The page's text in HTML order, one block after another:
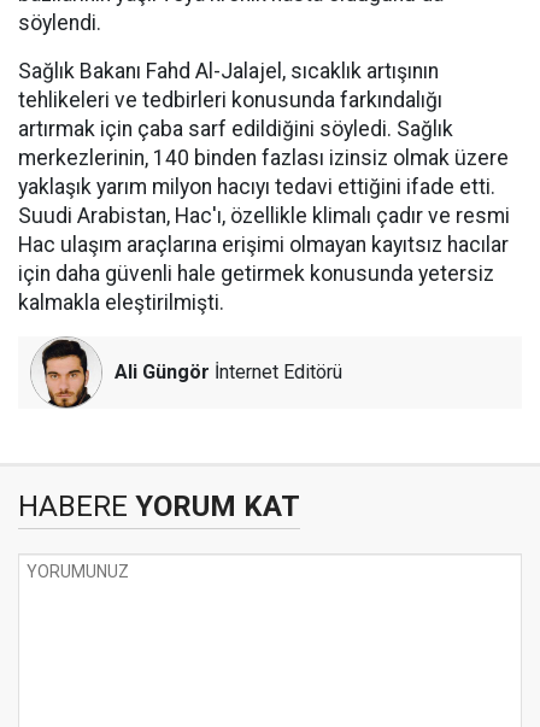
söylendi.
Sağlık Bakanı Fahd Al-Jalajel, sıcaklık artışının
tehlikeleri ve tedbirleri konusunda farkındalığı
artırmak için çaba sarf edildiğini söyledi. Sağlık
merkezlerinin, 140 binden fazlası izinsiz olmak üzere
yaklaşık yarım milyon hacıyı tedavi ettiğini ifade etti.
Suudi Arabistan, Hac'ı, özellikle klimalı çadır ve resmi
Hac ulaşım araçlarına erişimi olmayan kayıtsız hacılar
için daha güvenli hale getirmek konusunda yetersiz
kalmakla eleştirilmişti.
Ali Güngör İnternet Editörü
HABERE YORUM KAT